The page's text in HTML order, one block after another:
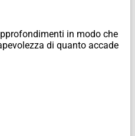
in modo che
di quanto accade